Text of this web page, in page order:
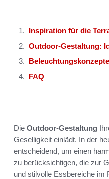
Inspiration für die
Outdoor-Gestaltung:
FAQ
Die Outdoor-Gestaltung
Geselligkeit einlädt. In der
entscheidend, um einen
zu berücksichtigen, die zur
und stilvolle Essbereiche im